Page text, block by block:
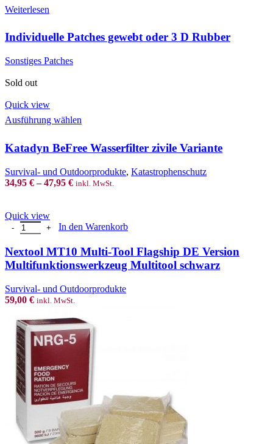
Weiterlesen
Individuelle Patches gewebt oder 3 D Rubber
Sonstiges Patches
Sold out
Quick view
Ausführung wählen
product
multiple
The
options
on
product
page
Katadyn BeFree Wasserfilter zivile Variante
Survival- und Outdoorprodukte, Katastrophenschutz
34,95 €–47,95 € inkl. MwSt.
Quick view
Nextool MT10 Multi-Tool Flagship DE Version
In den Warenkorb
Nextool MT10 Multi-Tool Flagship DE Version
Multifunktionswerkzeug Multitool schwarz
Survival- und Outdoorprodukte
59,00 € inkl. MwSt.